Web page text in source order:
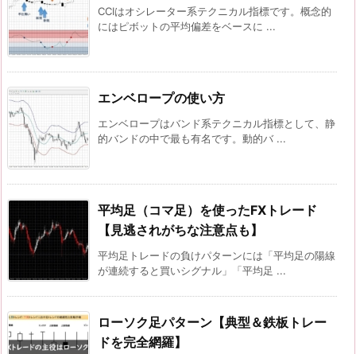
CCIはオシレーター系テクニカル指標です。概念的
にはピボットの平均偏差をベースに ...
エンベロープの使い方
エンベロープはバンド系テクニカル指標として、静
的バンドの中で最も有名です。動的バ ...
平均足（コマ足）を使ったFXトレード
【見逃されがちな注意点も】
平均足トレードの負けパターンには「平均足の陽線
が連続すると買いシグナル」「平均足 ...
ローソク足パターン【典型＆鉄板トレー
ドを完全網羅】